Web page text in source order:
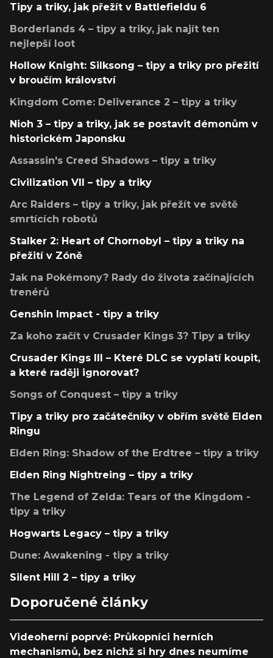
Tipy a triky, jak přežít v Battlefieldu 6
Borderlands 4 – tipy a triky, jak najít ten
nejlepší loot
Hollow Knight: Silksong – tipy a triky pro přežití
v broučím království
Kingdom Come: Deliverance 2 – tipy a triky
Nioh 3 – tipy a triky, jak se postavit démonům v
historickém Japonsku
Assassin's Creed Shadows – tipy a triky
Civilization VII – tipy a triky
Arc Raiders – tipy a triky, jak přežít ve světě
smrtících robotů
Stalker 2: Heart of Chornobyl – tipy a triky na
přežití v Zóně
Jak na Pokémony? Rady do života začínajících
trenérů
Genshin Impact - tipy a triky
Za koho začít v Crusader Kings 3? Tipy a triky
Crusader Kings III – Které DLC se vyplatí koupit,
a které raději ignorovat?
Songs of Conquest – tipy a triky
Tipy a triky pro začátečníky v obřím světě Elden
Ringu
Elden Ring: Shadow of the Erdtree – tipy a triky
Elden Ring Nightreing – tipy a triky
The Legend of Zelda: Tears of the Kingdom -
tipy a triky
Hogwarts Legacy – tipy a triky
Dune: Awakening - tipy a triky
Silent Hill 2 – tipy a triky
Doporučené články
Videoherní poprvé: Průkopníci herních
mechanismů, bez nichž si hry dnes neumíme